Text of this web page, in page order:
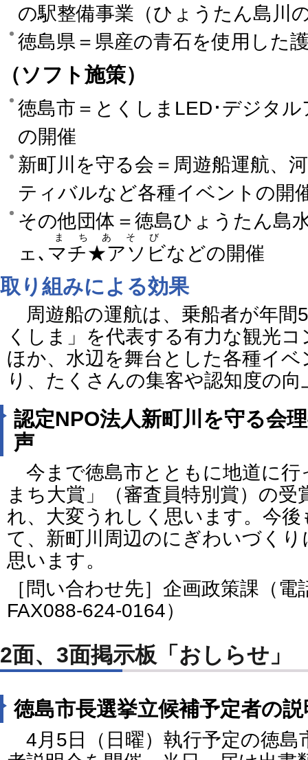
の駅整備事業（ひょうたん島川
徳島県＝県産の青石を使用した
（ソフト施策）
徳島市＝とくしまLED･デジタ
の開催
新町川を守る会＝周遊船運航、
ティバルなど各種イベントの開
その他団体＝徳島ひょうたん島
ェ､ マチ★アソビ
まちあそび
などの開催
取り組みによる効果
周遊船の運航は、乗船者が年間
くしま」を代表する有力な観光
ほか、水辺を舞台とした各種イ
り、たくさんの集客や認知度の
認定NPO法人新町川を守る会
声
今まで徳島市とともに地道に行
まち大賞」（審査員特別賞）の
れ、大変うれしく思います。今
て、新町川周辺のにぎわいづく
思います。
［問い合わせ先］企画政策課（
FAX088-624-0164）
2面、3面掲示板「おしらせ」
徳島市長選挙立候補予定者の
4月5日（日曜）執行予定の徳島